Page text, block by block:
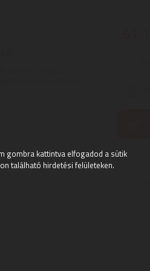
gombra kattintva elfogadod a sütik
található hirdetési felületeken.